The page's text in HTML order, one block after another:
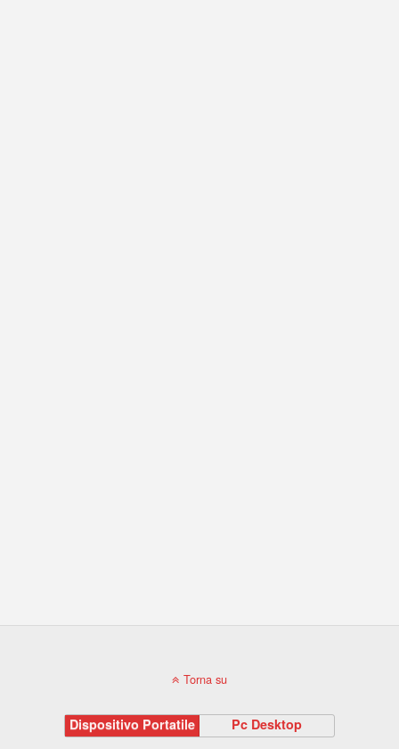
Torna su
Dispositivo Portatile Pc Desktop